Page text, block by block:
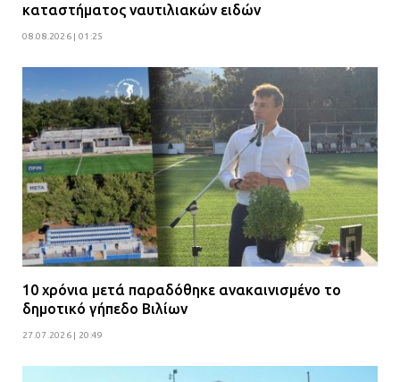
καταστήματος ναυτιλιακών ειδών
08.08.2026 | 01:25
10 χρόνια μετά παραδόθηκε ανακαινισμένο το
δημοτικό γήπεδο Βιλίων
27.07.2026 | 20:49